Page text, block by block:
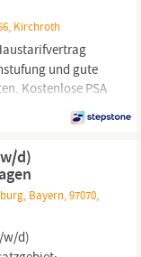
Kirchroth
und gute
Kostenlose PSA
Gesundheits­
das
d)
Bayern, 97070,
w/d)